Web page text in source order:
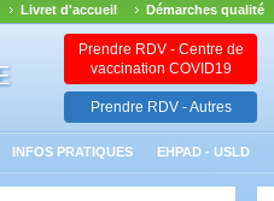
Livret d'accueil Démarches qualité
Prendre RDV - Centre de
vaccination COVID19
Prendre RDV - Autres
INFOS PRATIQUES EHPAD - USLD